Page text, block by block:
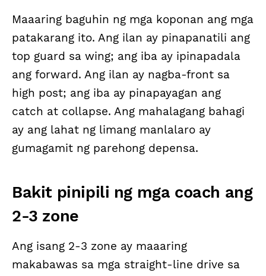
Maaaring baguhin ng mga koponan ang mga
patakarang ito. Ang ilan ay pinapanatili ang
top guard sa wing; ang iba ay ipinapadala
ang forward. Ang ilan ay nagba-front sa
high post; ang iba ay pinapayagan ang
catch at collapse. Ang mahalagang bahagi
ay ang lahat ng limang manlalaro ay
gumagamit ng parehong depensa.
Bakit pinipili ng mga coach ang
2-3 zone
Ang isang 2-3 zone ay maaaring
makabawas sa mga straight-line drive sa